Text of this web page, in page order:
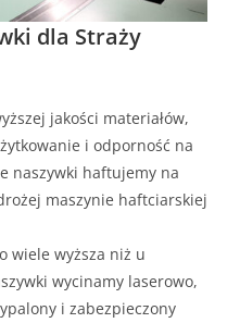
dla Straży
jakości materiałów,
i odporność na
naszywki haftujemy na
maszynie haftciarskiej
wiele wyższa niż u
wycinamy laserowo,
i zabezpieczony